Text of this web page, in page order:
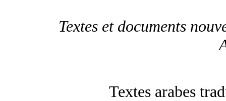
Textes et documents
Textes arabes